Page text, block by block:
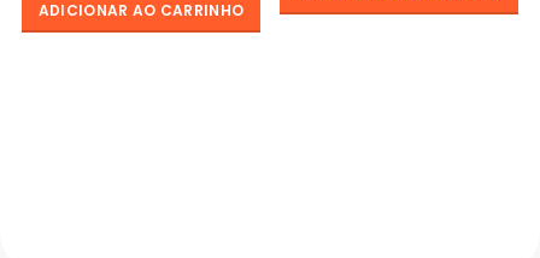
ADICIONAR AO CARRINHO